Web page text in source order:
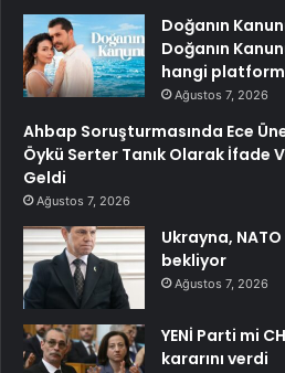
Doğanın
Doğanın
hangi
Ağustos 7, 2026
Ahbap Soruşturmasında Ece
Öykü Serter Tanık Olarak İfade
Geldi
Ağustos 7, 2026
Ukrayna,
bekliyor
Ağustos 7, 2026
YENİ Parti mi
kararını verdi